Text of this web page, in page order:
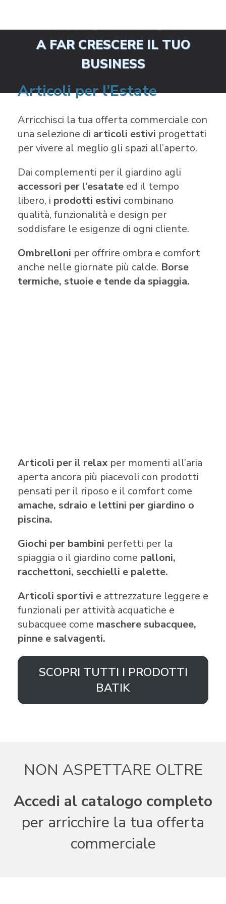
POSSIAMO AIUTARTI
A FAR CRESCERE IL TUO
BUSINESS
Articoli per l’Estate
Arricchisci la tua offerta commerciale con
una selezione di articoli estivi progettati
per vivere al meglio gli spazi all’aperto.
Dai complementi per il giardino agli
accessori per l’esatate ed il tempo
libero, i prodotti estivi combinano
qualità, funzionalità e design per
soddisfare le esigenze di ogni cliente.
Ombrelloni per offrire ombra e comfort
anche nelle giornate più calde. Borse
termiche, stuoie e tende da spiaggia.
Articoli per il relaxper momenti all’aria
aperta ancora più piacevoli con prodotti
pensati per il riposo e il comfort come
amache, sdraio e lettini per giardino o
piscina.
Giochi per bambini perfetti per la
spiaggia o il giardino come palloni,
racchettoni, secchielli e palette.
Articoli sportivi e attrezzature leggere e
funzionali per attività acquatiche e
subacquee come maschere subacquee,
pinne e salvagenti.
SCOPRI TUTTI I PRODOTTI
BATIK
NON ASPETTARE OLTRE
Accedi al catalogo completo
per arricchire la tua offerta
commerciale